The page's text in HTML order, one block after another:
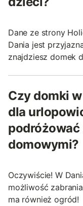
Dane ze strony
Dania jest
znajdziesz domek
Czy domki
dla
domowymi?
Oczywiście! W
możliwość
ma również ogród!